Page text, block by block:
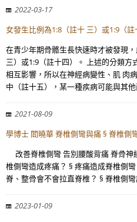
2022-03-17
女發生比例為1:8（註十 三）或1:9（
在青少年期骨骼生長快速時才被發現
三）或1:9（註十四）。 上述的分類
相互影響，所以在神經病變性、肌 肉
中（註十五），某一種疾病可能與其他
2021-08-09
學博士 閻曉華 脊椎側彎與痛 § 脊椎側
改善脊椎側彎 告別腰酸背痛 脊骨神
椎側彎造成疼痛？ § 疼痛造成脊椎側
脊、整骨會不會拉直脊椎？ § 脊椎側
2023-01-09